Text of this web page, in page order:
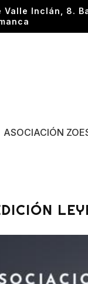
Valle Inclán, 8.
ASOCIACIÓN